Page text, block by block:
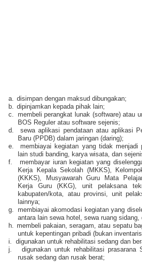
a.
disimpan dengan maksud dibungakan;
b.
dipinjamkan kepada pihak lain;
c.
membeli perangkat lunak (software) atau
BOS Reguler atau software sejenis;
d.
sewa aplikasi pendataan atau aplikasi
Baru (PPDB) dalam jaringan (daring);
e.
membiayai kegiatan yang tidak menjadi
lain studi banding, karya wisata, dan
f.
membayar iuran kegiatan yang
Kerja Kepala Sekolah (MKKS),
(KKKS), Musyawarah Guru Mata
Kerja Guru (KKG), unit pelaksana
kabupaten/kota, atau provinsi, unit
lainnya;
g.
membiayai akomodasi kegiatan yang
antara lain sewa hotel, sewa ruang sidang,
h.
membeli pakaian, seragam, atau sepatu
untuk kepentingan pribadi (bukan
i.
digunakan untuk rehabilitasi sedang dan
j.
digunakan untuk rehabilitasi prasarana
rusak sedang dan rusak berat;